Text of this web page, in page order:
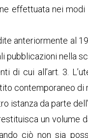
effettuata nei
anteriormente al
nella
di cui all’art. 3.
contemporaneo
istanza da parte
un volume
ciò non sia